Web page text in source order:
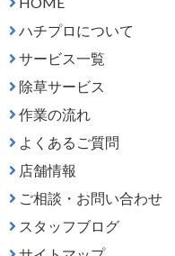
ハチプロについて
サービス一覧
除草サービス
作業の流れ
よくあるご質問
店舗情報
ご相談・お問い合わせ
スタッフブログ